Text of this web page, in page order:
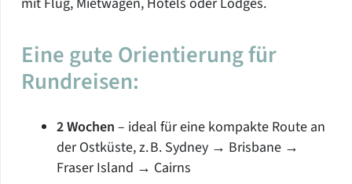
Eine gute Orientierung für
Rundreisen:
2 Wochen – ideal für eine kompakte Route an
der Ostküste, z. B. Sydney → Brisbane →
Fraser Island → Cairns